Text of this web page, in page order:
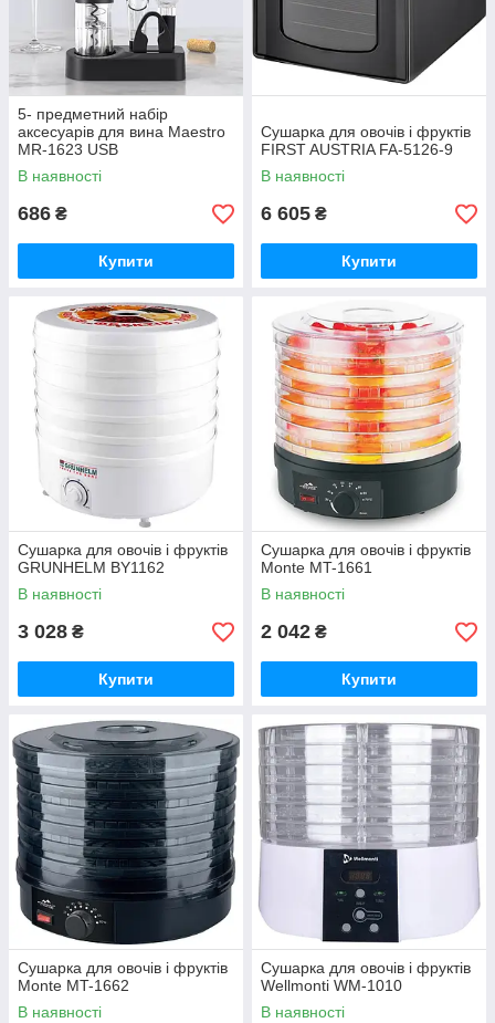
5- предметний набір
аксесуарів для вина Maestro
MR-1623 USB
В наявності
686 ₴
Купити
Сушарка для овочів і фруктів
FIRST AUSTRIA FA-5126-9
В наявності
6 605 ₴
Купити
Сушарка для овочів і фруктів
GRUNHELM BY1162
В наявності
3 028 ₴
Купити
Сушарка для овочів і фруктів
Monte MT-1661
В наявності
2 042 ₴
Купити
Сушарка для овочів і фруктів
Monte MT-1662
В наявності
Сушарка для овочів і фруктів
Wellmonti WM-1010
В наявності